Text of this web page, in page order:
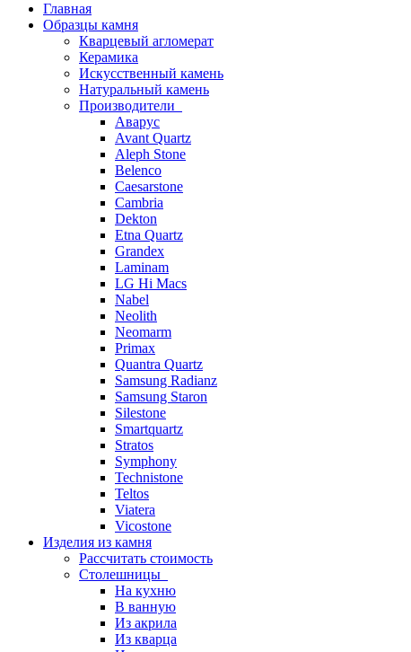
Главная
Образцы камня
Кварцевый агломерат
Керамика
Искусственный камень
Натуральный камень
Производители
Аварус
Avant Quartz
Aleph Stone
Belenco
Caesarstone
Cambria
Dekton
Etna Quartz
Grandex
Laminam
LG Hi Macs
Nabel
Neolith
Neomarm
Primax
Quantra Quartz
Samsung Radianz
Samsung Staron
Silestone
Smartquartz
Stratos
Symphony
Technistone
Teltos
Viatera
Vicostone
Изделия из камня
Рассчитать стоимость
Столешницы
На кухню
В ванную
Из акрила
Из кварца